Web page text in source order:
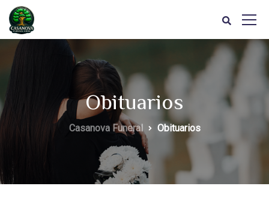
Obituarios
Casanova Funeral Obituarios